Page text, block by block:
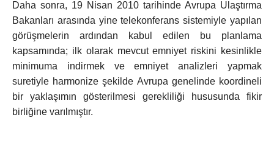
Daha sonra, 19 Nisan 2010 tarihinde Avrupa Ulaştırma
Bakanları arasında yine telekonferans sistemiyle yapılan
görüşmelerin ardından kabul edilen bu planlama
kapsamında; ilk olarak mevcut emniyet riskini kesinlikle
minimuma indirmek ve emniyet analizleri yapmak
suretiyle harmonize şekilde Avrupa genelinde koordineli
bir yaklaşımın gösterilmesi gerekliliği hususunda fikir
birliğine varılmıştır.